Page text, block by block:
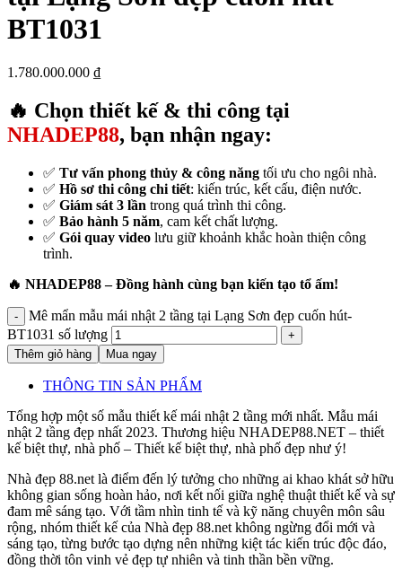
BT1031
1.780.000.000 ₫
🔥 Chọn thiết kế & thi công tại
NHADEP88, bạn nhận ngay:
✅ Tư vấn phong thủy & công năng tối ưu cho ngôi nhà.
✅ Hồ sơ thi công chi tiết: kiến trúc, kết cấu, điện nước.
✅ Giám sát 3 lần trong quá trình thi công.
✅ Bảo hành 5 năm, cam kết chất lượng.
✅ Gói quay video lưu giữ khoảnh khắc hoàn thiện công
trình.
🔥 NHADEP88 – Đồng hành cùng bạn kiến tạo tổ ấm!
Mê mẩn mẫu mái nhật 2 tầng tại Lạng Sơn đẹp cuốn hút-
BT1031 số lượng
Thêm giỏ hàng Mua ngay
THÔNG TIN SẢN PHẨM
Tổng hợp một số mẫu thiết kế mái nhật 2 tầng mới nhất. Mẫu mái
nhật 2 tầng đẹp nhất 2023. Thương hiệu NHADEP88.NET – thiết
kế biệt thự, nhà phố – Thiết kế biệt thự, nhà phố đẹp như ý!
Nhà đẹp 88.net là điểm đến lý tưởng cho những ai khao khát sở hữu
không gian sống hoàn hảo, nơi kết nối giữa nghệ thuật thiết kế và sự
đam mê sáng tạo. Với tầm nhìn tinh tế và kỹ năng chuyên môn sâu
rộng, nhóm thiết kế của Nhà đẹp 88.net không ngừng đổi mới và
sáng tạo, từng bước tạo dựng nên những kiệt tác kiến trúc độc đáo,
đồng thời tôn vinh vẻ đẹp tự nhiên và tinh thần bền vững.